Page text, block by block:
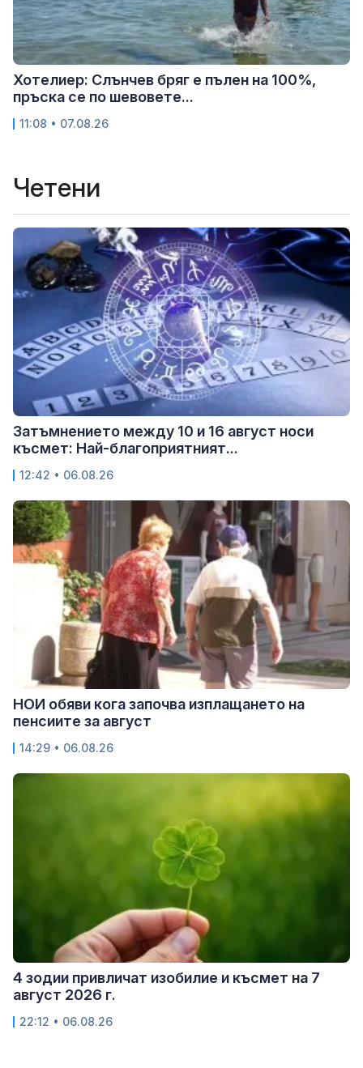
Хотелиер: Слънчев бряг е пълен на 100%,
пръска се по шевовете...
11:08 • 07.08.26
Четени
Затъмнението между 10 и 16 август носи
късмет: Най-благоприятният...
12:42 • 06.08.26
НОИ обяви кога започва изплащането на
пенсиите за август
14:29 • 06.08.26
4 зодии привличат изобилие и късмет на 7
август 2026 г.
22:12 • 06.08.26